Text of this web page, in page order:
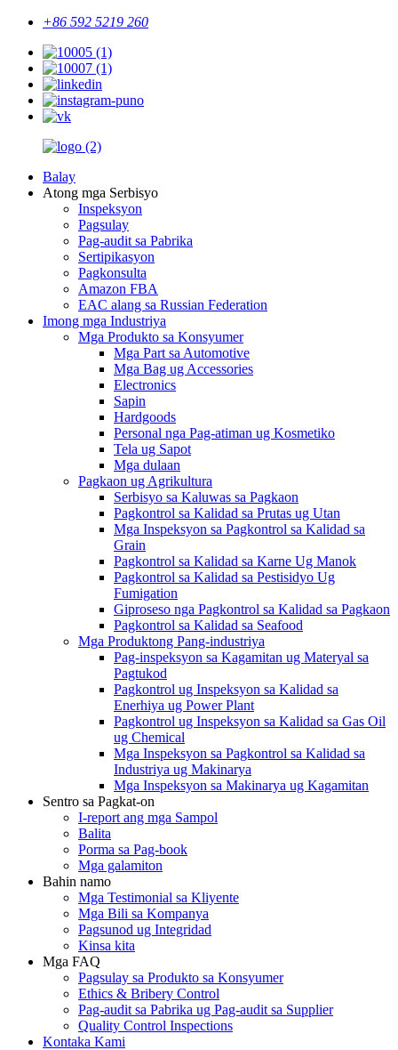
+86 592 5219 260
Balay
Atong mga Serbisyo
Inspeksyon
Pagsulay
Pag-audit sa Pabrika
Sertipikasyon
Pagkonsulta
Amazon FBA
EAC alang sa Russian Federation
Imong mga Industriya
Mga Produkto sa Konsyumer
Mga Part sa Automotive
Mga Bag ug Accessories
Electronics
Sapin
Hardgoods
Personal nga Pag-atiman ug Kosmetiko
Tela ug Sapot
Mga dulaan
Pagkaon ug Agrikultura
Serbisyo sa Kaluwas sa Pagkaon
Pagkontrol sa Kalidad sa Prutas ug Utan
Mga Inspeksyon sa Pagkontrol sa Kalidad sa
Grain
Pagkontrol sa Kalidad sa Karne Ug Manok
Pagkontrol sa Kalidad sa Pestisidyo Ug
Fumigation
Giproseso nga Pagkontrol sa Kalidad sa Pagkaon
Pagkontrol sa Kalidad sa Seafood
Mga Produktong Pang-industriya
Pag-inspeksyon sa Kagamitan ug Materyal sa
Pagtukod
Pagkontrol ug Inspeksyon sa Kalidad sa
Enerhiya ug Power Plant
Pagkontrol ug Inspeksyon sa Kalidad sa Gas Oil
ug Chemical
Mga Inspeksyon sa Pagkontrol sa Kalidad sa
Industriya ug Makinarya
Mga Inspeksyon sa Makinarya ug Kagamitan
Sentro sa Pagkat-on
I-report ang mga Sampol
Balita
Porma sa Pag-book
Mga galamiton
Bahin namo
Mga Testimonial sa Kliyente
Mga Bili sa Kompanya
Pagsunod ug Integridad
Kinsa kita
Mga FAQ
Pagsulay sa Produkto sa Konsyumer
Ethics & Bribery Control
Pag-audit sa Pabrika ug Pag-audit sa Supplier
Quality Control Inspections
Kontaka Kami